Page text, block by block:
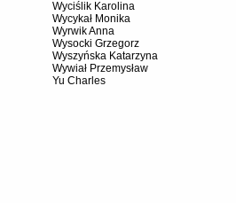
Wyciślik Karolina
Wycykał Monika
Wyrwik Anna
Wysocki Grzegorz
Wyszyńska Katarzyna
Wywiał Przemysław
Yu Charles